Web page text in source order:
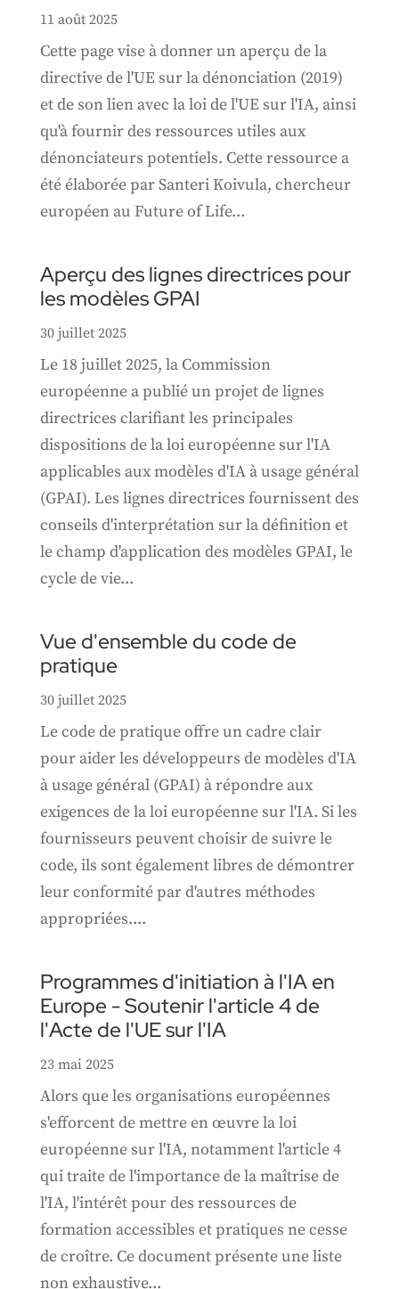
11 août 2025
Cette page vise à donner un aperçu de la
directive de l'UE sur la dénonciation (2019)
et de son lien avec la loi de l'UE sur l'IA, ainsi
qu'à fournir des ressources utiles aux
dénonciateurs potentiels. Cette ressource a
été élaborée par Santeri Koivula, chercheur
européen au Future of Life...
Aperçu des lignes directrices pour
les modèles GPAI
30 juillet 2025
Le 18 juillet 2025, la Commission
européenne a publié un projet de lignes
directrices clarifiant les principales
dispositions de la loi européenne sur l'IA
applicables aux modèles d'IA à usage général
(GPAI). Les lignes directrices fournissent des
conseils d'interprétation sur la définition et
le champ d'application des modèles GPAI, le
cycle de vie...
Vue d'ensemble du code de
pratique
30 juillet 2025
Le code de pratique offre un cadre clair
pour aider les développeurs de modèles d'IA
à usage général (GPAI) à répondre aux
exigences de la loi européenne sur l'IA. Si les
fournisseurs peuvent choisir de suivre le
code, ils sont également libres de démontrer
leur conformité par d'autres méthodes
appropriées....
Programmes d'initiation à l'IA en
Europe - Soutenir l'article 4 de
l'Acte de l'UE sur l'IA
23 mai 2025
Alors que les organisations européennes
s'efforcent de mettre en œuvre la loi
européenne sur l'IA, notamment l'article 4
qui traite de l'importance de la maîtrise de
l'IA, l'intérêt pour des ressources de
formation accessibles et pratiques ne cesse
de croître. Ce document présente une liste
non exhaustive...